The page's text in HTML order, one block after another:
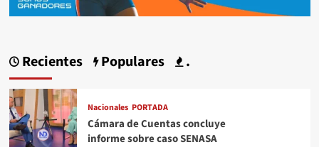
Recientes Populares .
Nacionales PORTADA
Cámara de Cuentas concluye
informe sobre caso SENASA